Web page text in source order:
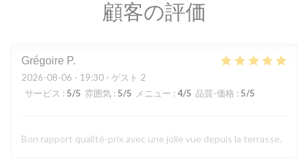
顧客の評価
Grégoire P
2026-08-06 - 19:30 - ゲスト 2
サービス : 5/5 雰囲気 : 5/5 メニュー : 4/5 品質-価格 : 5/5
Bon rapport qualité-prix avec une jolie vue depuis la terrasse.